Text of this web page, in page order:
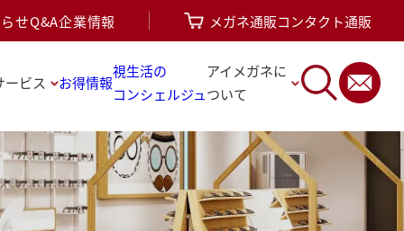
せQ&A企業情報 メガネ通販コンタクト通販
ービス お得情報
視生活の
コンシェルジュ
アイメガネに
ついて